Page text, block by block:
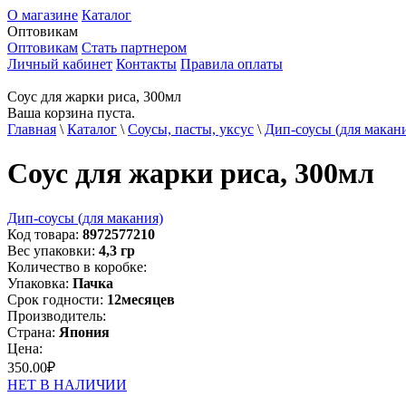
О магазине Каталог
Оптовикам
Оптовикам Стать партнером
Личный кабинет Контакты Правила оплаты
Соус для жарки риса, 300мл
Ваша корзина пуста.
Главная \ Каталог \ Соусы, пасты, уксус \ Дип-соусы (для
Соус для жарки риса, 300мл
Дип-соусы (для макания)
Код товара: 8972577210
Вес упаковки: 4,3 гр
Количество в коробке:
Упаковка: Пачка
Срок годности: 12месяцев
Производитель:
Страна: Япония
Цена:
350.00₽
НЕТ В НАЛИЧИИ